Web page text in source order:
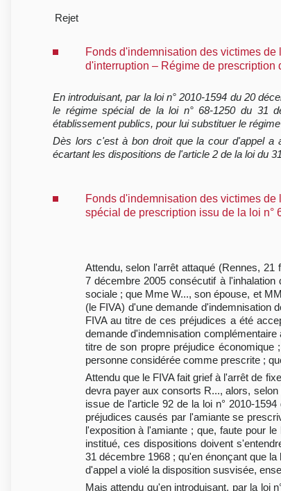
Rejet
Fonds d'indemnisation des victimes
d'interruption – Régime de prescription
En introduisant, par la loi n° 2010-1594 du 20
le régime spécial de la loi n° 68-1250 du 31
établissement publics, pour lui substituer le
Dès lors c'est à bon droit que la cour d'appel a
écartant les dispositions de l'article 2 de la loi du
Fonds d'indemnisation des victimes
spécial de prescription issu de la loi n°
Attendu, selon l'arrêt attaqué (Rennes,
7 décembre 2005 consécutif à
sociale ; que Mme W..., son épouse, et
(le FIVA) d'une demande d'indemnisation
FIVA au titre de ces préjudices a été
demande d'indemnisation
titre de son propre préjudice
personne considérée comme prescrite ;
Attendu que le FIVA fait grief à l'arrêt de
devra payer aux consorts R..., alors,
issue de l'article 92 de la loi n° 2010-
préjudices causés par l'amiante se
l'exposition à l'amiante ; que, faute pour
institué, ces dispositions doivent
31 décembre 1968 ; qu'en énonçant que
d'appel a violé la disposition susvisée,
Mais attendu qu'en introduisant, par la loi